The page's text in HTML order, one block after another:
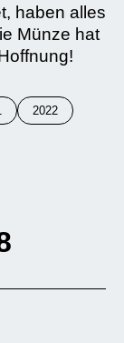
haben alles
Münze hat
2022